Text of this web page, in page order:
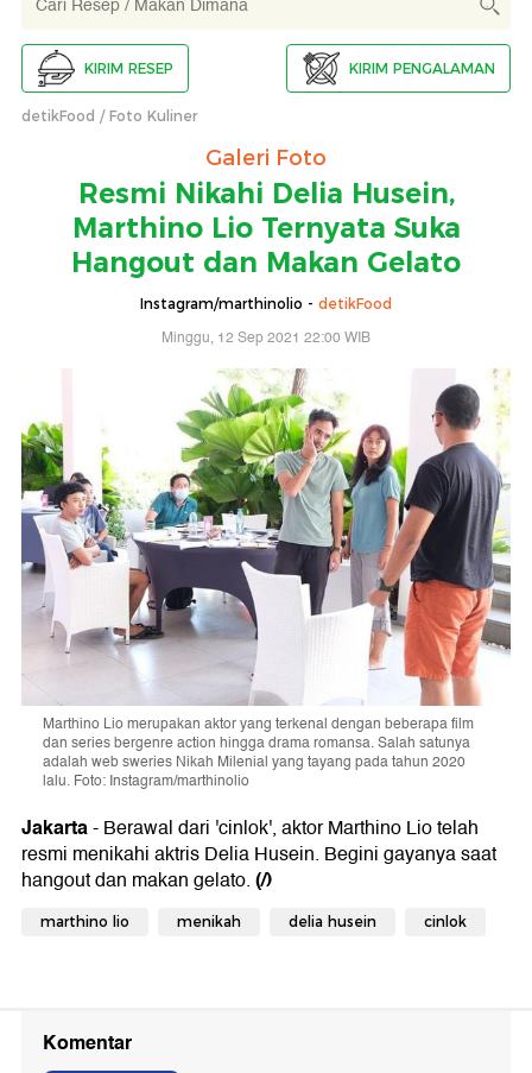
KIRIM RESEP KIRIM PENGALAMAN
detikFood Foto Kuliner
Galeri Foto
Resmi Nikahi Delia Husein,
Marthino Lio Ternyata Suka
Hangout dan Makan Gelato
Instagram/marthinolio - detikFood
Minggu, 12 Sep 2021 22:00 WIB
Marthino Lio merupakan aktor yang terkenal dengan beberapa film
dan series bergenre action hingga drama romansa. Salah satunya
adalah web sweries Nikah Milenial yang tayang pada tahun 2020
lalu. Foto: Instagram/marthinolio
Jakarta- Berawal dari 'cinlok', aktor Marthino Lio telah
resmi menikahi aktris Delia Husein. Begini gayanya saat
hangout dan makan gelato.(/)
marthino lio menikah delia husein cinlok
Komentar